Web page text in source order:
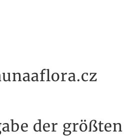
der größten